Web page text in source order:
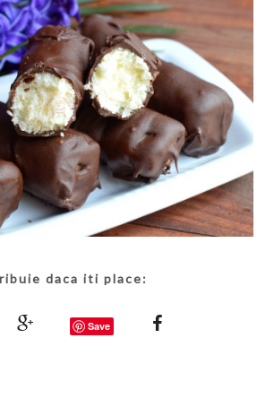
daca iti place:
Save